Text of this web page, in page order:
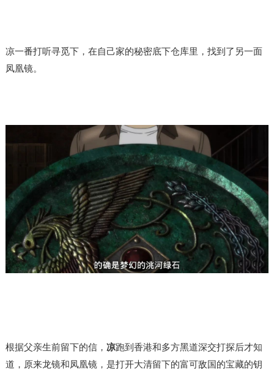
凉一番打听寻觅下，在自己家的秘密底下仓库里，找到了另一面
凤凰镜。
根据父亲生前留下的信， 凉跑到香港和多方黑道深交打探后才知
道， 原来龙镜和凤凰镜，是打开大清留下的富可敌国的宝藏的钥